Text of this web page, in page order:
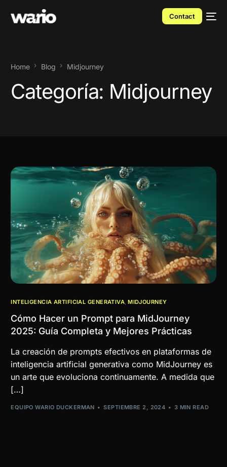
Contact
Home Blog Midjourney
Categoría: Midjourney
INTELIGENCIA ARTIFICIAL GENERATIVA,MIDJOURNEY
Cómo Hacer un Prompt para MidJourney
2025: Guía Completa y Mejores Prácticas
La creación de prompts efectivos en plataformas de
inteligencia artificial generativa como MidJourney es
un arte que evoluciona continuamente. A medida que
[…]
EQUIPO WARIO DUCKERMAN SEPTIEMBRE 2, 2024 3 MIN READ